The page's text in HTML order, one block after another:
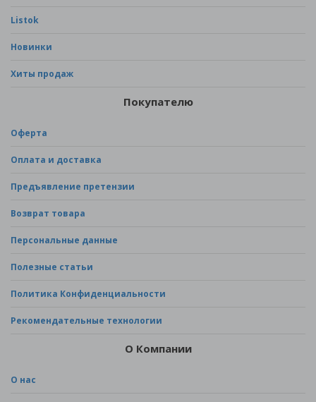
Listok
Новинки
Хиты продаж
Покупателю
Оферта
Оплата и доставка
Предъявление претензии
Возврат товара
Персональные данные
Полезные статьи
Политика Конфиденциальности
Рекомендательные технологии
О Компании
О нас